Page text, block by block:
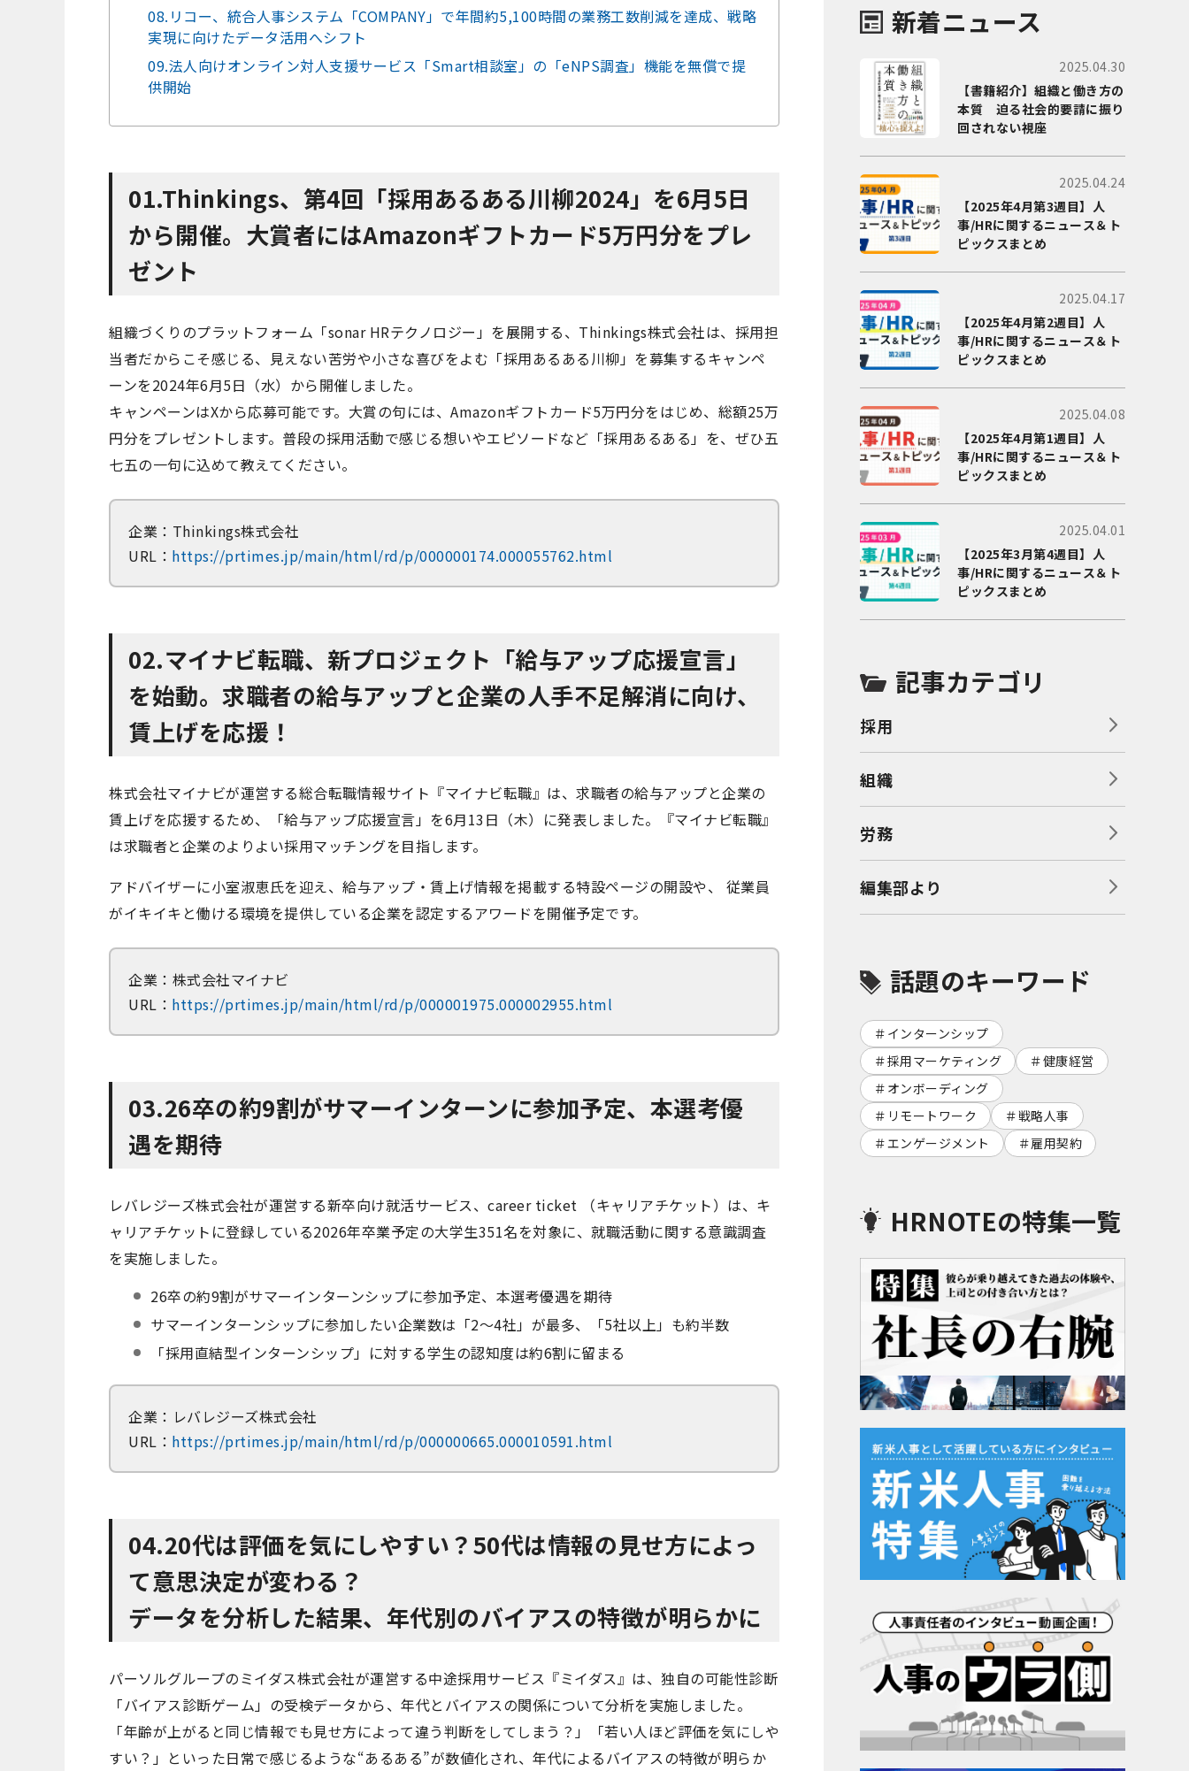
08.リコー、統合人事システム「COMPANY」で年間約5,100時間の業務工数削減を達成、戦略
実現に向けたデータ活用へシフト
09.法人向けオンライン対人支援サービス「Smart相談室」の「eNPS調査」機能を無償で提
供開始
01.Thinkings、第4回「採用あるある川柳2024」を6月5日
から開催。大賞者にはAmazonギフトカード5万円分をプレ
ゼント
組織づくりのプラットフォーム「sonar HRテクノロジー」を展開する、Thinkings株式会社は、採用担
当者だからこそ感じる、見えない苦労や小さな喜びをよむ「採用あるある川柳」を募集するキャンペ
ーンを2024年6月5日（水）から開催しました。
キャンペーンはXから応募可能です。大賞の句には、Amazonギフトカード5万円分をはじめ、総額25万
円分をプレゼントします。普段の採用活動で感じる想いやエピソードなど「採用あるある」を、ぜひ五
七五の一句に込めて教えてください。
企業：Thinkings株式会社
URL： https://prtimes.jp/main/html/rd/p/000000174.000055762.html
02.マイナビ転職、新プロジェクト「給与アップ応援宣言」
を始動。求職者の給与アップと企業の人手不足解消に向け、
賃上げを応援！
株式会社マイナビが運営する総合転職情報サイト『マイナビ転職』は、求職者の給与アップと企業の
賃上げを応援するため、「給与アップ応援宣言」を6月13日（木）に発表しました。『マイナビ転職』
は求職者と企業のよりよい採用マッチングを目指します。
アドバイザーに小室淑恵氏を迎え、給与アップ・賃上げ情報を掲載する特設ページの開設や、 従業員
がイキイキと働ける環境を提供している企業を認定するアワードを開催予定です。
企業：株式会社マイナビ
URL： https://prtimes.jp/main/html/rd/p/000001975.000002955.html
03.26卒の約9割がサマーインターンに参加予定、本選考優
遇を期待
レバレジーズ株式会社が運営する新卒向け就活サービス、career ticket （キャリアチケット）は、キ
ャリアチケットに登録している2026年卒業予定の大学生351名を対象に、就職活動に関する意識調査
を実施しました。
26卒の約9割がサマーインターンシップに参加予定、本選考優遇を期待
サマーインターンシップに参加したい企業数は「2～4社」が最多、「5社以上」も約半数
「採用直結型インターンシップ」に対する学生の認知度は約6割に留まる
企業：レバレジーズ株式会社
URL： https://prtimes.jp/main/html/rd/p/000000665.000010591.html
04.20代は評価を気にしやすい？50代は情報の見せ方によっ
て意思決定が変わる？
データを分析した結果、年代別のバイアスの特徴が明らかに
パーソルグループのミイダス株式会社が運営する中途採用サービス『ミイダス』は、独自の可能性診断
「バイアス診断ゲーム」の受検データから、年代とバイアスの関係について分析を実施しました。
「年齢が上がると同じ情報でも見せ方によって違う判断をしてしまう？」「若い人ほど評価を気にしや
すい？」といった日常で感じるような“あるある”が数値化され、年代によるバイアスの特徴が明らか
新着ニュース
2025.04.30
【書籍紹介】組織と働き方の
本質 迫る社会的要請に振り
回されない視座
2025.04.24
【2025年4月第3週目】人
事/HRに関するニュース＆ト
ピックスまとめ
2025.04.17
【2025年4月第2週目】人
事/HRに関するニュース＆ト
ピックスまとめ
2025.04.08
【2025年4月第1週目】人
事/HRに関するニュース＆ト
ピックスまとめ
2025.04.01
【2025年3月第4週目】人
事/HRに関するニュース＆ト
ピックスまとめ
記事カテゴリ
採用
組織
労務
編集部より
話題のキーワード
インターンシップ
採用マーケティング
健康経営
オンボーディング
リモートワーク
戦略人事
エンゲージメント
雇用契約
HRNOTEの特集一覧